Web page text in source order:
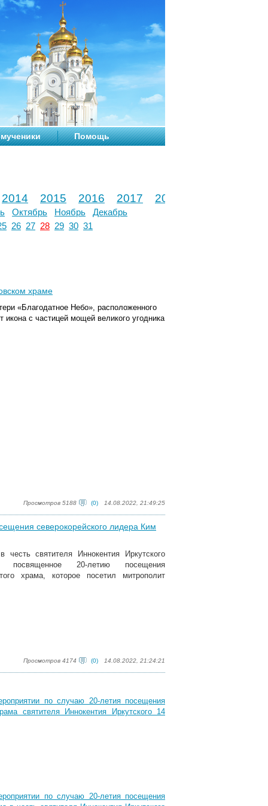
Помощь
2014 2015 2016 2017 2018
Октябрь Ноябрь
Декабрь
26 27 28 29 30 31
храме
«Благодатное Небо», расположенного
с частицей мощей великого угодника
Просмотров 5188 (0) 14.08.2022, 21:49:25
северокорейского лидера Ким
святителя Иннокентия Иркутского
посвященное 20-летию посещения
храма, которое посетил митрополит
Просмотров 4174 (0) 14.08.2022, 21:24:21
по случаю 20-летия посещения
святителя Иннокентия Иркутского 14
по случаю 20-летия посещения